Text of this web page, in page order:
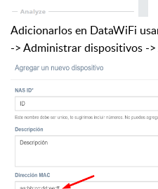
Adicionarlos en DataWiFi
-> Administrar dispositivos -